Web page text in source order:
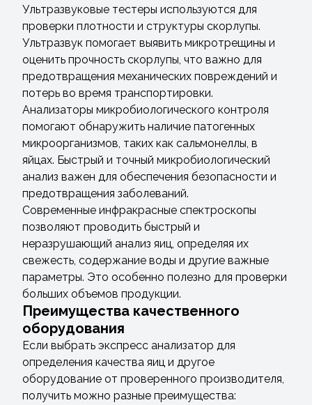
Ультразвуковые тестеры используются для
проверки плотности и структуры скорлупы.
Ультразвук помогает выявить микротрещины и
оценить прочность скорлупы, что важно для
предотвращения механических повреждений и
потерь во время транспортировки.
Анализаторы микробиологического контроля
помогают обнаружить наличие патогенных
микроорганизмов, таких как сальмонеллы, в
яйцах. Быстрый и точный микробиологический
анализ важен для обеспечения безопасности и
предотвращения заболеваний.
Современные инфракрасные спектроскопы
позволяют проводить быстрый и
неразрушающий анализ яиц, определяя их
свежесть, содержание воды и другие важные
параметры. Это особенно полезно для проверки
больших объемов продукции.
Преимущества качественного
оборудования
Если выбрать экспресс анализатор для
определения качества яиц и другое
оборудование от проверенного производителя,
получить можно разные преимущества: